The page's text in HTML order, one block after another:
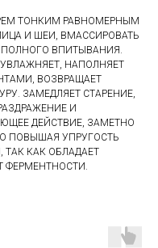
ТОНКИМ РАВНОМЕРНЫМ
И ШЕИ, ВМАССИРОВАТЬ
ВПИТЫВАНИЯ.
НАПОЛНЯЕТ
ВОЗВРАЩАЕТ
ЗАМЕДЛЯЕТ СТАРЕНИЕ,
И
ДЕЙСТВИЕ, ЗАМЕТНО
ПОВЫШАЯ УПРУГОСТЬ
КАК ОБЛАДАЕТ
ФЕРМЕНТНОСТИ.